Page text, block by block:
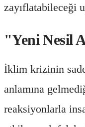
zayıflatabileceği
"Yeni Nesil
İklim krizinin
anlamına
reaksiyonlarla